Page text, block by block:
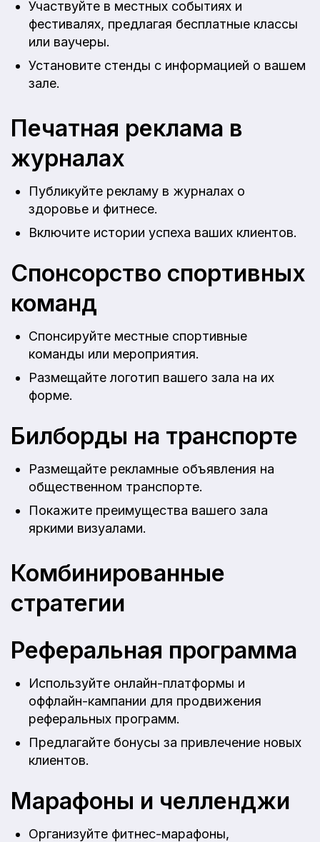
Участвуйте в местных событиях и
фестивалях, предлагая бесплатные классы
или ваучеры.
Установите стенды с информацией о вашем
зале.
Печатная реклама в
журналах
Публикуйте рекламу в журналах о
здоровье и фитнесе.
Включите истории успеха ваших клиентов.
Спонсорство спортивных
команд
Спонсируйте местные спортивные
команды или мероприятия.
Размещайте логотип вашего зала на их
форме.
Билборды на транспорте
Размещайте рекламные объявления на
общественном транспорте.
Покажите преимущества вашего зала
яркими визуалами.
Комбинированные
стратегии
Реферальная программа
Используйте онлайн-платформы и
оффлайн-кампании для продвижения
реферальных программ.
Предлагайте бонусы за привлечение новых
клиентов.
Марафоны и челленджи
Организуйте фитнес-марафоны,